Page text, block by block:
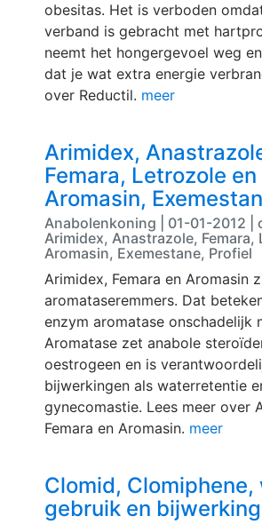
obesitas. Het is verboden
verband is gebracht met
neemt het hongergevoel weg
dat je wat extra energie
over Reductil. meer
Arimidex,
Femara, Letrozole en
Aromasin,
Anabolenkoning | 01-01-2012 |
Arimidex, Anastrazole, Femara,
Aromasin, Exemestane, Profiel
Arimidex, Femara en Aromasin
aromataseremmers. Dat
enzym aromatase onschadelijk
Aromatase zet anabole
oestrogeen en is
bijwerkingen als waterretentie
gynecomastie. Lees meer over
Femara en Aromasin. meer
Clomid, Clomiphene,
gebruik en